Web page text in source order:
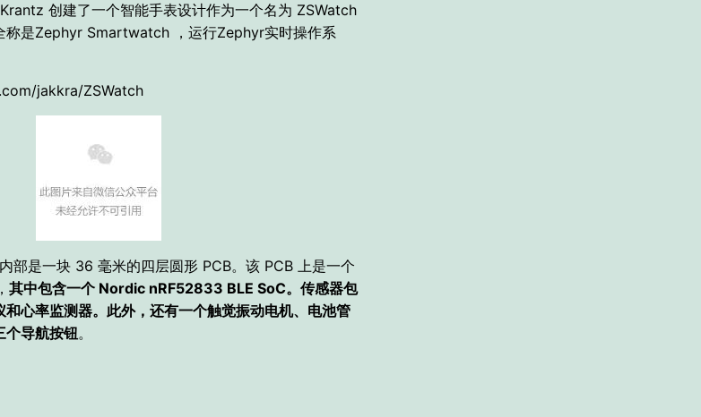
创建了一个智能手表设计作为一个名为 ZSWatch
称是Zephyr Smartwatch ，运行Zephyr实时操作系
jakkra/ZSWatch
部是一块 36 毫米的四层圆形 PCB。该 PCB 上是一个
其中包含一个 Nordic nRF52833 BLE SoC。传感器包
心率监测器。此外，还有一个触觉振动电机、电池管
个导航按钮。